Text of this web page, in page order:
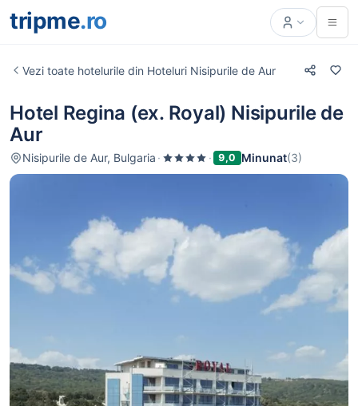
tripme.ro
Vezi toate hotelurile din Hoteluri Nisipurile de Aur
Hotel Regina (ex. Royal) Nisipurile de
Aur
Nisipurile de Aur, Bulgaria · · 9,0 Minunat(3)